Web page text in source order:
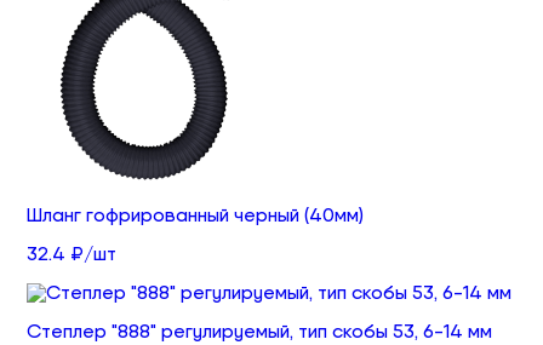
Шланг гофрированный черный (40мм)
32.4 ₽/шт
Степлер "888" регулируемый, тип скобы 53, 6-14 мм